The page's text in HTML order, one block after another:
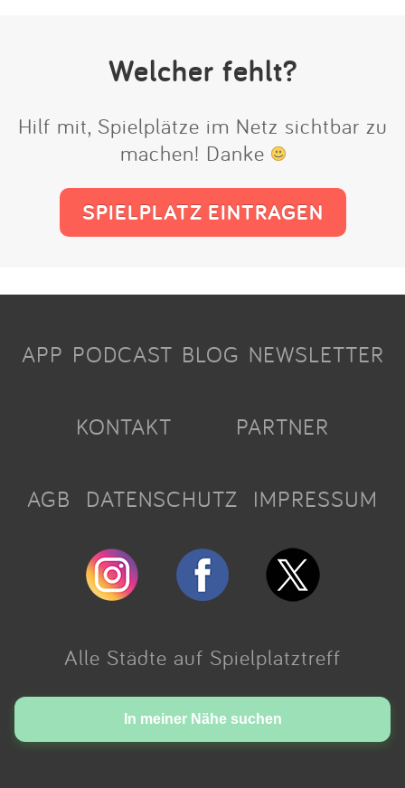
Welcher fehlt?
Hilf mit, Spielplätze im Netz sichtbar zu
machen! Danke
SPIELPLATZ EINTRAGEN
In meiner Nähe suchen
APP PODCAST BLOG NEWSLETTER
KONTAKT PARTNER
AGB DATENSCHUTZ IMPRESSUM
Alle Städte auf Spielplatztreff
Made with love in Cologne.